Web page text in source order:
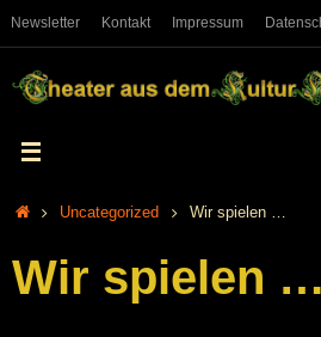
Newsletter Kontakt Impressum
Uncategorized Wir spielen …
Wir spielen …